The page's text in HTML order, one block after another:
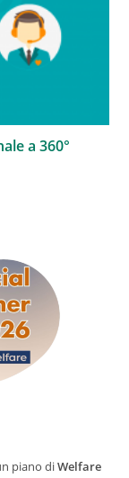
a 360°
piano diWelfare